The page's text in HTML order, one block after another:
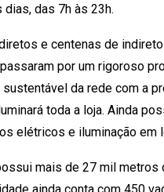
das 7h às 23h.
e centenas de
por um rigoroso
da rede com a
toda a loja. Ainda
elétricos e iluminação em
mais de 27 mil